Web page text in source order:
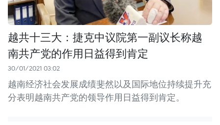
越共十三大：捷克中议院第一副议长称越
南共产党的作用日益得到肯定
30/01/2021 03:02
越南经济社会发展成绩斐然以及国际地位持续提升充
分表明越南共产党的领导作用日益得到肯定。